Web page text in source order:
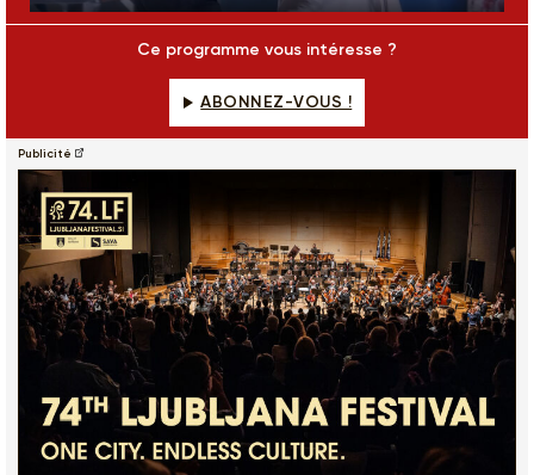
Play Mute Settings
Enter
Ce programme vous intéresse ?
ABONNEZ-VOUS !
Publicité